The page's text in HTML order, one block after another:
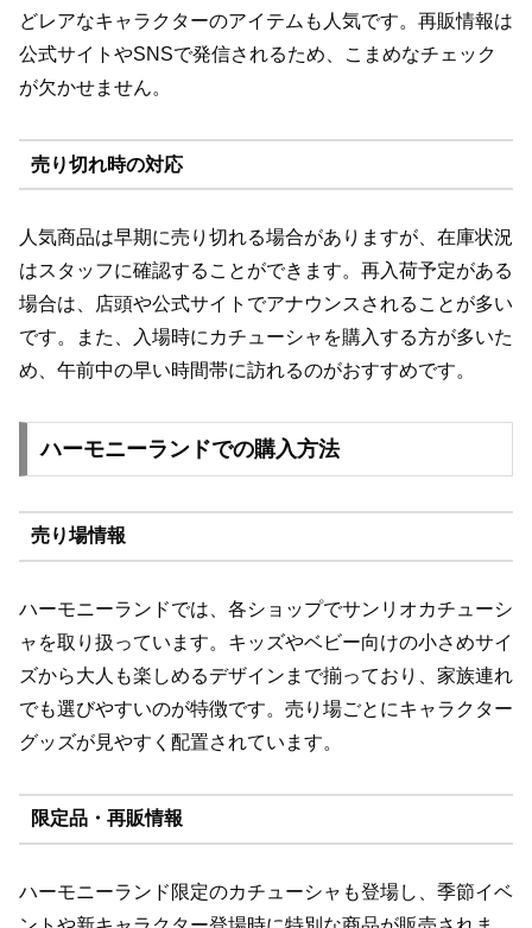
どレアなキャラクターのアイテムも人気です。再販情報は
公式サイトやSNSで発信されるため、こまめなチェック
が欠かせません。
売り切れ時の対応
人気商品は早期に売り切れる場合がありますが、在庫状況
はスタッフに確認することができます。再入荷予定がある
場合は、店頭や公式サイトでアナウンスされることが多い
です。また、入場時にカチューシャを購入する方が多いた
め、午前中の早い時間帯に訪れるのがおすすめです。
ハーモニーランドでの購入方法
売り場情報
ハーモニーランドでは、各ショップでサンリオカチューシ
ャを取り扱っています。キッズやベビー向けの小さめサイ
ズから大人も楽しめるデザインまで揃っており、家族連れ
でも選びやすいのが特徴です。売り場ごとにキャラクター
グッズが見やすく配置されています。
限定品・再販情報
ハーモニーランド限定のカチューシャも登場し、季節イベ